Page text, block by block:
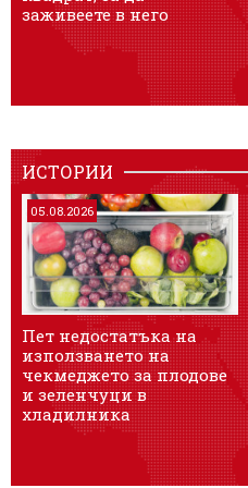
заживеете в него
ИСТОРИИ
05.08.2026
Пет недостатъка на
използването на
чекмеджето за плодове
и зеленчуци в
хладилника